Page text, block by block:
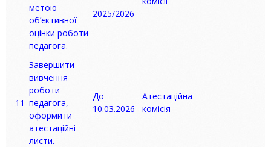
метою
об’єктивної
оцінки роботи
педагога.
2025/2026
11
Завершити
вивчення
роботи
педагога,
оформити
атестаційні
листи.
До
10.03.2026
Атестаційна
комісія